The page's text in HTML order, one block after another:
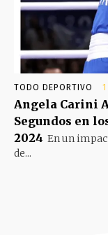
TODO DEPORTIVO
Angela Carini
Segundos en
2024 En un
de...